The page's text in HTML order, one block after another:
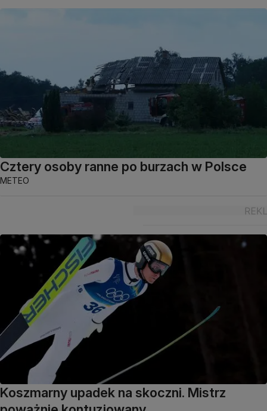
Cztery osoby ranne po burzach w Polsce
METEO
Koszmarny upadek na skoczni. Mistrz